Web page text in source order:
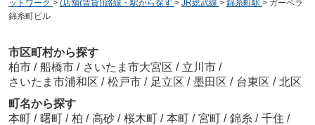
ットワーク > (店舗(賃貸))路線・駅から探す > JR総武線 > 錦糸町駅 > ガーベラ
錦糸町ビル
市区町村から探す
柏市 / 船橋市 / さいたま市大宮区 / 立川市 /
さいたま市浦和区 / 松戸市 / 足立区 / 墨田区 / 台東区 / 北区
町名から探す
本町 / 曙町 / 柏 / 高砂 / 桜木町 / 本町 / 宮町 / 錦糸 / 千住 /